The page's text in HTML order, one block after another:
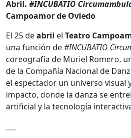
Abril. #INCUBATIO
Campoamor de Oviedo
El 25 deabril el Teatro
una función de#INCUBATIO
coreografía de Muriel Romero,
de la Compañía Nacional de
el espectador un universo visual
impacto, donde la danza se
artificial y la tecnología